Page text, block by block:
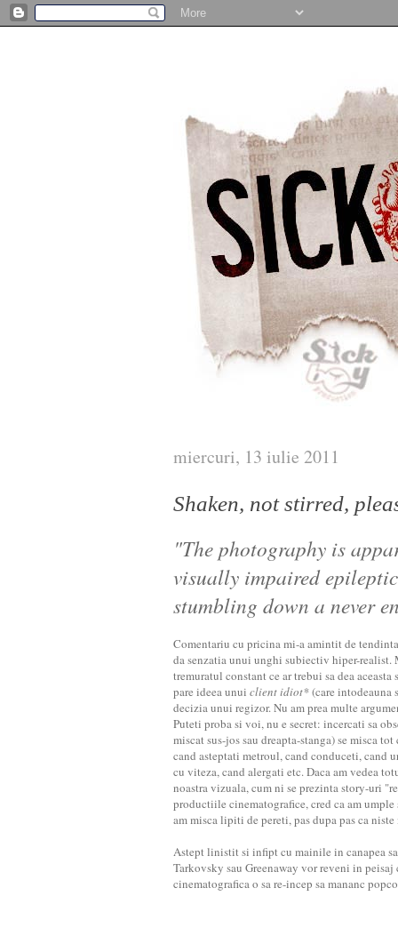
miercuri, 13 iulie 2011
Shaken, not stirred,
"The photography is
visually impaired
stumbling down a never
Comentariu cu pricina mi-a amintit de
da senzatia unui unghi subiectiv hiper-realist.
tremuratul constant ce ar trebui sa dea
pare ideea unui client idiot*(care intodeauna
decizia unui regizor. Nu am prea multe
Puteti proba si voi, nu e secret: incercati sa
miscat sus-jos sau dreapta-stanga) se misca
cand asteptati metroul, cand conduceti, cand
cu viteza, cand alergati etc. Daca am vedea
noastra vizuala, cum ni se prezinta story-uri
productiile cinematografice, cred ca am umple
am misca lipiti de pereti, pas dupa pas ca
Astept linistit si infipt cu mainile in canapea
Tarkovsky sau Greenaway vor reveni in peisaj
cinematografica o sa re-incep sa mananc